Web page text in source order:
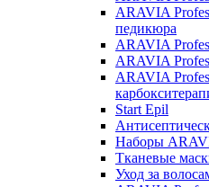
ARAVIA
педикюра
ARAVIA
ARAVIA
ARAVIA
Start Epil
Наборы
Тканевые
Уход за